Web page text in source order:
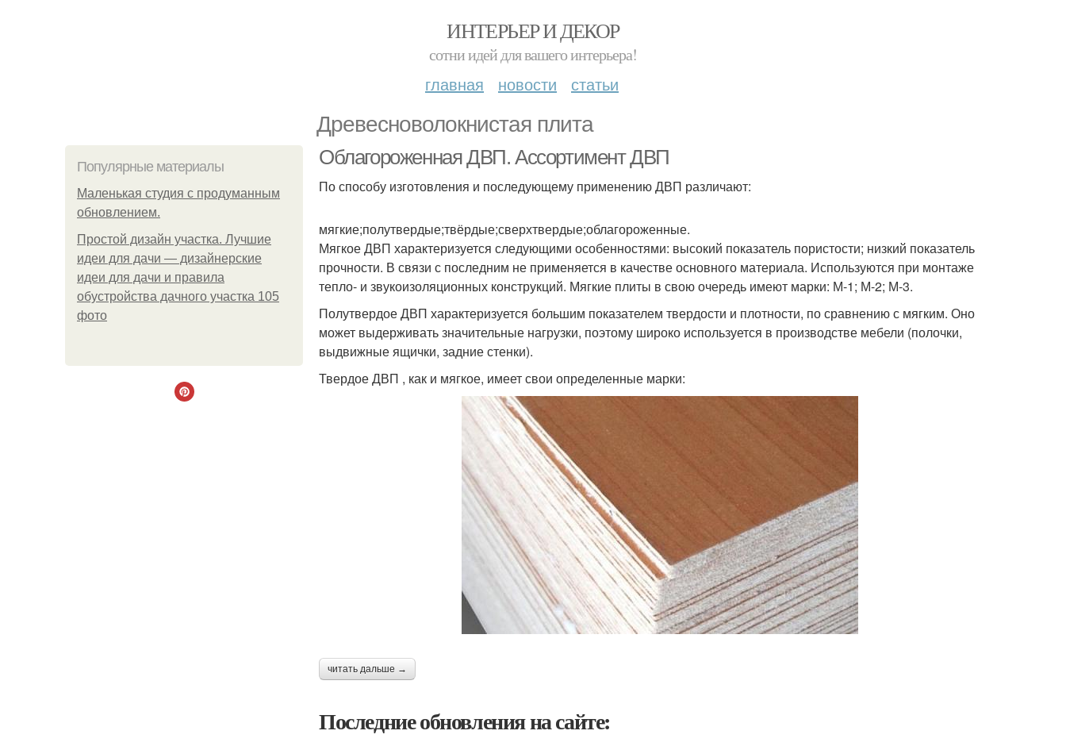
ИНТЕРЬЕР И ДЕКОР
сотни идей для вашего интерьера!
главная новости статьи
Древесноволокнистая плита
Популярные материалы
Маленькая студия с продуманным
обновлением.
Простой дизайн участка. Лучшие
идеи для дачи — дизайнерские
идеи для дачи и правила
обустройства дачного участка 105
фото
Облагороженная ДВП. Ассортимент ДВП
По способу изготовления и последующему применению ДВП различают:
мягкие;полутвердые;твёрдые;сверхтвердые;облагороженные.
Мягкое ДВП характеризуется следующими особенностями: высокий показатель пористости; низкий показатель
прочности. В связи с последним не применяется в качестве основного материала. Используются при монтаже
тепло- и звукоизоляционных конструкций. Мягкие плиты в свою очередь имеют марки: М-1; М-2; М-3.
Полутвердое ДВП характеризуется большим показателем твердости и плотности, по сравнению с мягким. Оно
может выдерживать значительные нагрузки, поэтому широко используется в производстве мебели (полочки,
выдвижные ящички, задние стенки).
Твердое ДВП , как и мягкое, имеет свои определенные марки:
читать дальше →
Последние обновления на сайте: